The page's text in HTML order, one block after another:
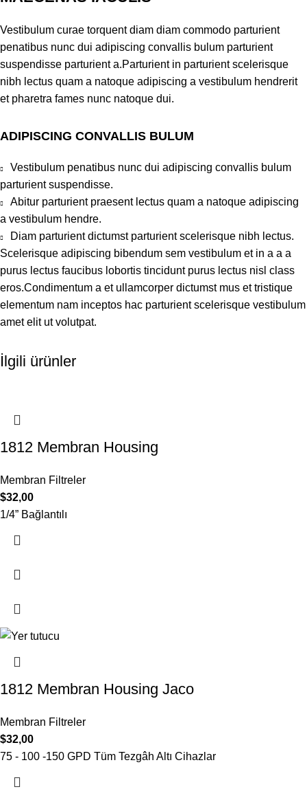
Vestibulum curae torquent diam diam commodo parturient
penatibus nunc dui adipiscing convallis bulum parturient
suspendisse parturient a.Parturient in parturient scelerisque
nibh lectus quam a natoque adipiscing a vestibulum hendrerit
et pharetra fames nunc natoque dui.
ADIPISCING CONVALLIS BULUM
Vestibulum penatibus nunc dui adipiscing convallis bulum
parturient suspendisse.
Abitur parturient praesent lectus quam a natoque adipiscing
a vestibulum hendre.
Diam parturient dictumst parturient scelerisque nibh lectus.
Scelerisque adipiscing bibendum sem vestibulum et in a a a
purus lectus faucibus lobortis tincidunt purus lectus nisl class
eros.Condimentum a et ullamcorper dictumst mus et tristique
elementum nam inceptos hac parturient scelerisque vestibulum
amet elit ut volutpat.
İlgili ürünler
1812 Membran Housing
Membran Filtreler
$32,00
1/4” Bağlantılı
1812 Membran Housing Jaco
Membran Filtreler
$32,00
75 - 100 -150 GPD Tüm Tezgâh Altı Cihazlar